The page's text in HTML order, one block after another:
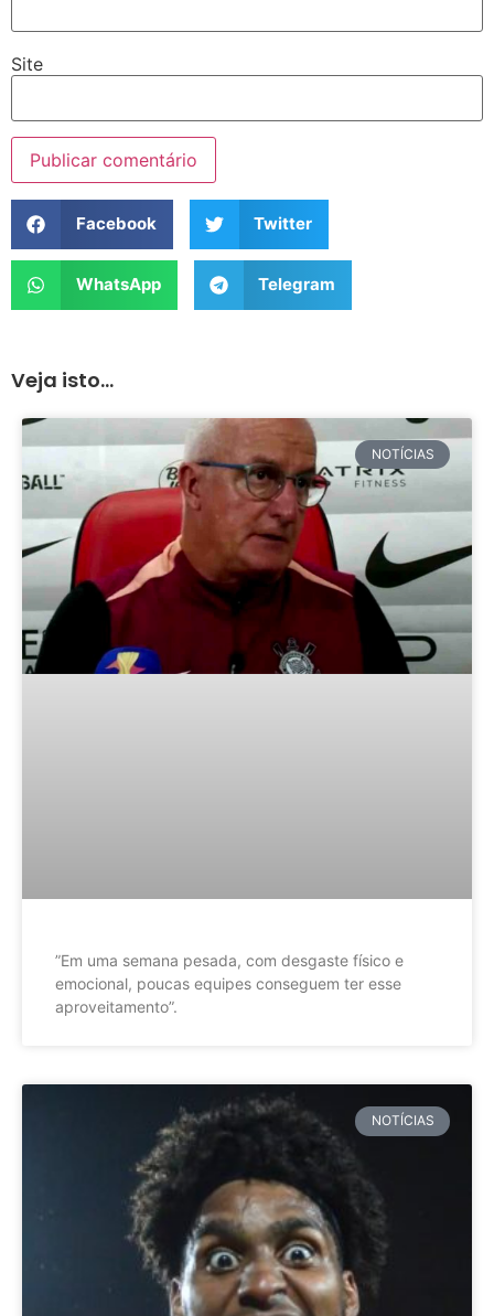
Site
Facebook Twitter
WhatsApp Telegram
Veja isto...
NOTÍCIAS
”Em uma semana pesada, com desgaste físico e
emocional, poucas equipes conseguem ter esse
aproveitamento”.
NOTÍCIAS